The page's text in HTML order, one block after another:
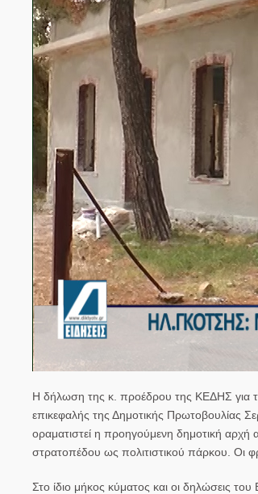
Η δήλωση της κ. προέδρου της ΚΕΔΗΣ για
επικεφαλής της Δημοτικής Πρωτοβουλίας
οραματιστεί η προηγούμενη δημοτική
στρατοπέδου ως πολιτιστικού πάρκου. Οι
Στο ίδιο μήκος κύματος και οι δηλώσεις